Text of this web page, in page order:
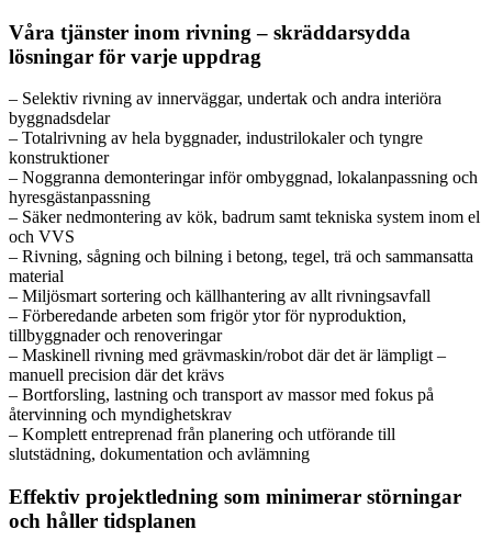
Våra tjänster inom rivning – skräddarsydda
lösningar för varje uppdrag
– Selektiv rivning av innerväggar, undertak och andra interiöra
byggnadsdelar
– Totalrivning av hela byggnader, industrilokaler och tyngre
konstruktioner
– Noggranna demonteringar inför ombyggnad, lokalanpassning och
hyresgästanpassning
– Säker nedmontering av kök, badrum samt tekniska system inom el
och VVS
– Rivning, sågning och bilning i betong, tegel, trä och sammansatta
material
– Miljösmart sortering och källhantering av allt rivningsavfall
– Förberedande arbeten som frigör ytor för nyproduktion,
tillbyggnader och renoveringar
– Maskinell rivning med grävmaskin/robot där det är lämpligt –
manuell precision där det krävs
– Bortforsling, lastning och transport av massor med fokus på
återvinning och myndighetskrav
– Komplett entreprenad från planering och utförande till
slutstädning, dokumentation och avlämning
Effektiv projektledning som minimerar störningar
och håller tidsplanen